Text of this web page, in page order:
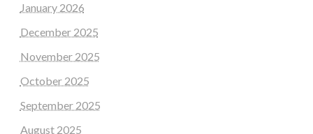
January 2026
December 2025
November 2025
October 2025
September 2025
August 2025